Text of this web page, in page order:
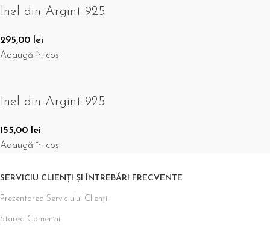
Inel din Argint 925
295,00 lei
Adaugă în coș
Inel din Argint 925
155,00 lei
Adaugă în coș
SERVICIU CLIENȚI ȘI ÎNTREBĂRI FRECVENTE
Prezentarea Serviciului Clienți
Starea Comenzii